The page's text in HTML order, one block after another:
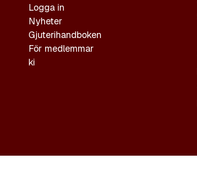
Logga in
Nyheter
Gjuterihandboken
För medlemmar
ki